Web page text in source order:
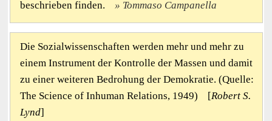
beschrieben finden.
Tommaso Campanella
Die Sozialwissenschaften werden mehr und mehr zu
einem Instrument der Kontrolle der Massen und damit
zu einer weiteren Bedrohung der Demokratie. (Quelle:
The Science of Inhuman Relations, 1949) [Robert S.
Lynd]